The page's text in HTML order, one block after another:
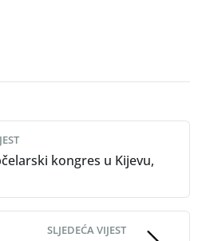
kongres u Kijevu,
SLJEDEĆA VIJEST